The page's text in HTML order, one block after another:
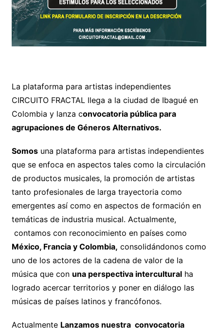
La plataforma para artistas independientes
CIRCUITO FRACTAL llega a la ciudad de Ibagué en
Colombia y lanza convocatoria pública para
agrupaciones de Géneros Alternativos.
Somosuna plataforma para artistas independientes
que se enfoca en aspectos tales como la circulación
de productos musicales, la promoción de artistas
tanto profesionales de larga trayectoria como
emergentes así como en aspectos de formación en
temáticas de industria musical. Actualmente,
contamos con reconocimiento en países como
México, Francia y Colombia, consolidándonos como
uno de los actores de la cadena de valor de la
música que con una perspectiva interculturalha
logrado acercar territorios y poner en diálogo las
músicas de países latinos y francófonos.
Actualmente Lanzamos nuestra convocatoria